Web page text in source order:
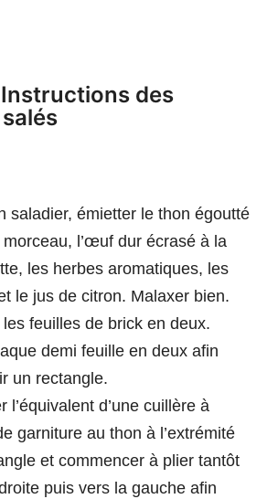
des
saladier, émietter le thon égoutté
l’œuf dur écrasé à la
les herbes aromatiques, les
le jus de citron. Malaxer bien.
feuilles de brick en deux.
demi feuille en deux afin
un rectangle.
l’équivalent d’une cuillère à
garniture au thon à l’extrémité
et commencer à plier tantôt
puis vers la gauche afin